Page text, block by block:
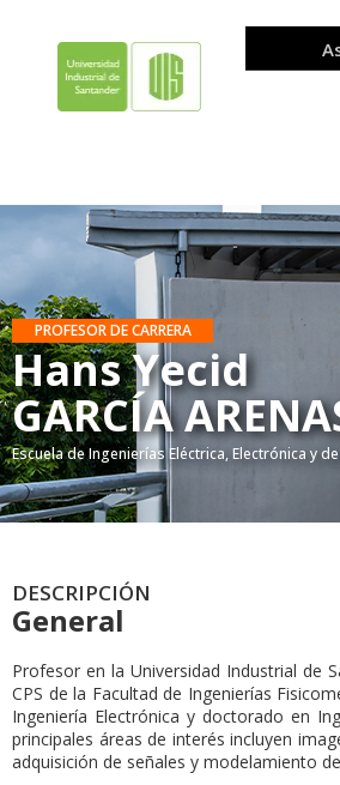
PROFESOR DE CARRERA
Hans Yecid
GARCÍA
Escuela de Ingenierías Eléctrica, Electrónica y
DESCRIPCIÓN
General
Profesor en la Universidad Industrial de
CPS de la Facultad de Ingenierías
Ingeniería Electrónica y doctorado en
principales áreas de interés incluyen
adquisición de señales y modelamiento